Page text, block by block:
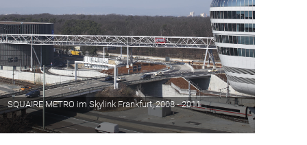
SQUAIRE METRO im Skylink Frankfurt, 2008 - 2011